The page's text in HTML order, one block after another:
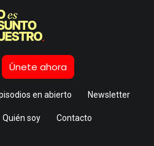
Únete ahora
en abierto Newsletter
Quién soy Contacto